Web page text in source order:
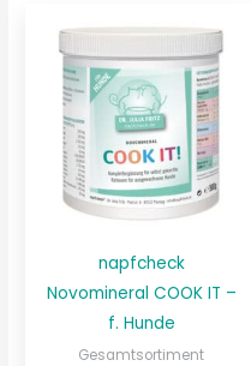
napfcheck
Novomineral COOK IT –
f. Hunde
Gesamtsortiment